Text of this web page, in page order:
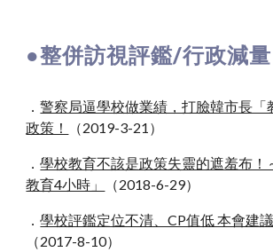
●整併訪視評鑑/行政減量
．警察局逼學校做業績，打臉韓市長「
政策！
（2019-3-21）
．學校教育不該是政策失靈的遮羞布！
教育4小時」
（2018-6-29）
．學校評鑑定位不清、CP值低 本會建
（2017-8-10）